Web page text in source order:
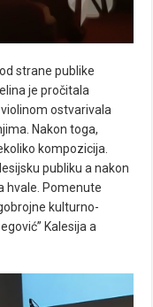
strane publike
je pročitala
ostvarivala
Nakon toga,
kompozicija.
publiku a nakon
hvale. Pomenute
kulturno-
Kalesija a